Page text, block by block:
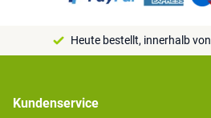
Heute bestellt, innerhalb von
Kundenservice